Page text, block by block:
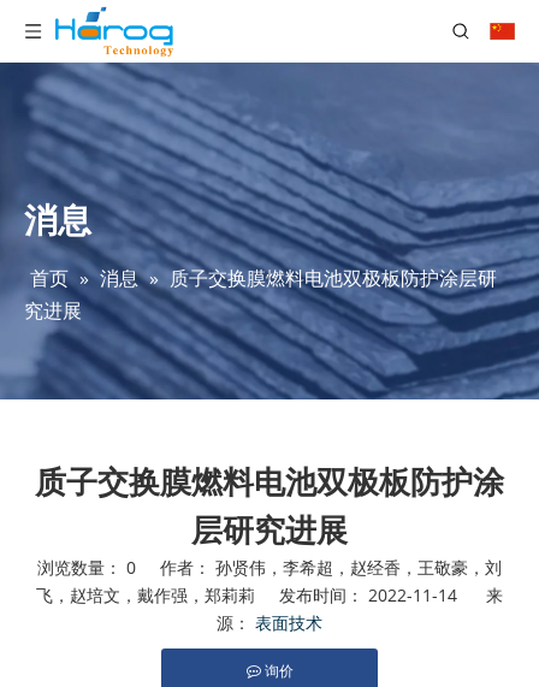
消息
首页 » 消息 » 质子交换膜燃料电池双极板防护涂层研
究进展
质子交换膜燃料电池双极板防护涂
层研究进展
浏览数量： 0 作者： 孙贤伟，李希超，赵经香，王敬豪，刘
飞，赵培文，戴作强，郑莉莉 发布时间： 2022-11-14 来
源： 表面技术
询价